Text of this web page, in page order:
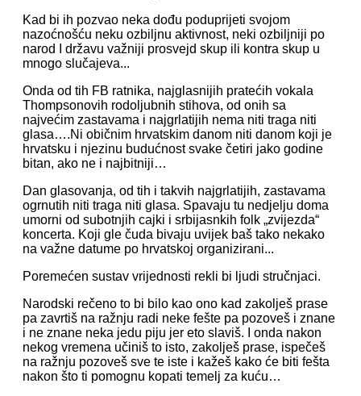
Kad bi ih pozvao neka dođu poduprijeti svojom
nazoćnošću neku ozbiljnu aktivnost, neki ozbiljniji po
narod I državu važniji prosvejd skup ili kontra skup u
mnogo slučajeva...
Onda od tih FB ratnika, najglasnijih pratećih vokala
Thompsonovih rodoljubnih stihova, od onih sa
najvećim zastavama i najgrlatijih nema niti traga niti
glasa….Ni običnim hrvatskim danom niti danom koji je
hrvatsku i njezinu budućnost svake četiri jako godine
bitan, ako ne i najbitniji…
Dan glasovanja, od tih i takvih najgrlatijih, zastavama
ogrnutih niti traga niti glasa. Spavaju tu nedjelju doma
umorni od subotnjih cajki i srbijasnkih folk „zvijezda“
koncerta. Koji gle čuda bivaju uvijek baš tako nekako
na važne datume po hrvatskoj organizirani...
Poremećen sustav vrijednosti rekli bi ljudi stručnjaci.
Narodski rečeno to bi bilo kao ono kad zakolješ prase
pa zavrtiš na ražnju radi neke fešte pa pozoveš i znane
i ne znane neka jedu piju jer eto slaviš. I onda nakon
nekog vremena učiniš to isto, zakolješ prase, ispečeš
na ražnju pozoveš sve te iste i kažeš kako će biti fešta
nakon što ti pomognu kopati temelj za kuću…